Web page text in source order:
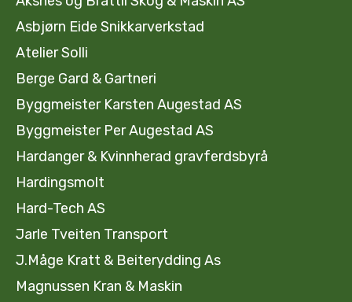
Asbjørn Eide Snikkarverkstad
Atelier Solli
Berge Gard & Gartneri
Byggmeister Karsten Augestad AS
Byggmeister Per Augestad AS
Hardanger & Kvinnherad gravferdsbyrå
Hardingsmolt
Hard-Tech AS
Jarle Tveiten Transport
J.Måge Kratt & Beiterydding As
Magnussen Kran & Maskin